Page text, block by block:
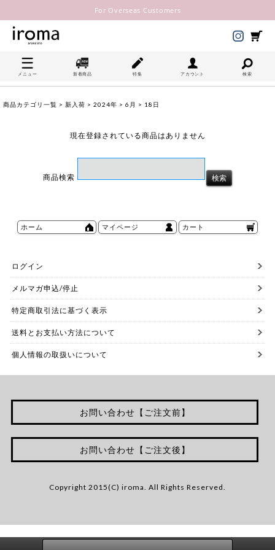
For Overseas Customers
メニュー 新着商品 特集 アカウント 検索
商品カテゴリ一覧 > 新入荷 > 2024年 > 6月 > 18日
現在登録されている商品はありません
商品検索
ホーム マイページ カート
ログイン
メルマガ申込/停止
特定商取引法に基づく表示
送料とお支払い方法について
個人情報の取扱いについて
お問い合わせ【ご注文前】
お問い合わせ【ご注文後】
Copyright 2015(C) iroma. All Rights Reserved.